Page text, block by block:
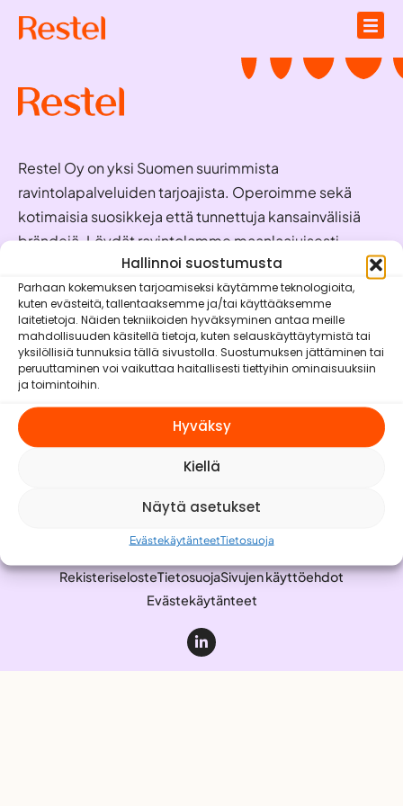
Hallinnoi suostumusta
Parhaan kokemuksen tarjoamiseksi käytämme teknologioita,
kuten evästeitä, tallentaaksemme ja/tai käyttääksemme
laitetietoja. Näiden tekniikoiden hyväksyminen antaa meille
mahdollisuuden käsitellä tietoja, kuten selauskäyttäytymistä tai
yksilöllisiä tunnuksia tällä sivustolla. Suostumuksen jättäminen tai
peruuttaminen voi vaikuttaa haitallisesti tiettyihin ominaisuuksiin
ja toimintoihin.
Hyväksy
Kiellä
Näytä asetukset
EvästekäytänteetTietosuoja
Restel Oy on yksi Suomen suurimmista
ravintolapalveluiden tarjoajista. Operoimme sekä
kotimaisia suosikkeja että tunnettuja kansainvälisiä
brändejä. Löydät ravintolamme maanlaajuisesti
valmiina palvelemaan juuri sinua!
Oivaraportit
Brändit
Vastuullisuus
Meistä
RekisteriselosteTietosuojaSivujen käyttöehdot
Evästekäytänteet